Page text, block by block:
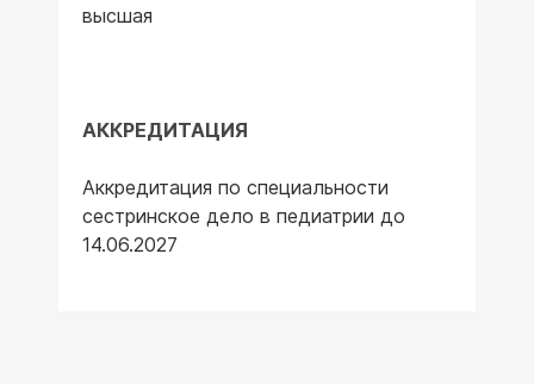
высшая
АККРЕДИТАЦИЯ
Аккредитация по специальности
сестринское дело в педиатрии до
14.06.2027